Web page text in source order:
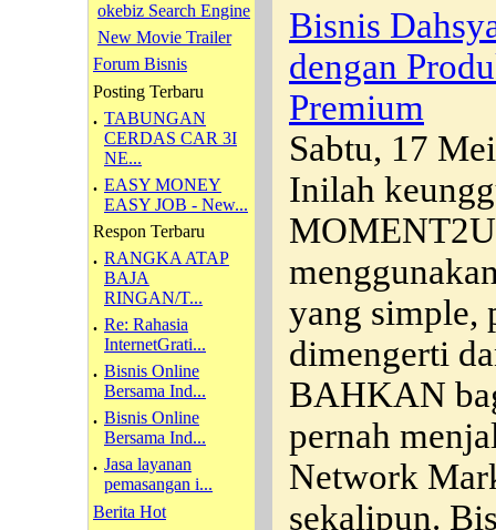
okebiz Search Engine
New Movie Trailer
Forum Bisnis
Posting Terbaru
. TABUNGAN
CERDAS CAR 3I
NE...
. EASY MONEY
EASY JOB - New...
Respon Terbaru
. RANGKA ATAP
BAJA
RINGAN/T...
. Re: Rahasia
InternetGrati...
. Bisnis Online
Bersama Ind...
. Bisnis Online
Bersama Ind...
. Jasa layanan
pemasangan i...
Berita Hot
Bisnis
dengan
Premium
Sabtu, 17
Inilah
yang simple,
dimengerti
BAHKAN
pernah
Network
sekalipun.